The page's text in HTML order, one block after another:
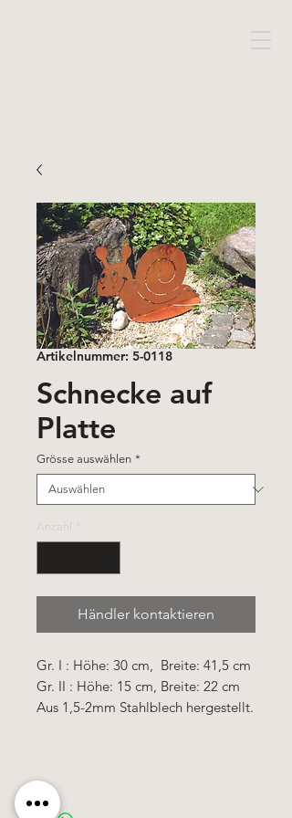
Artikelnummer: 5-0118
Schnecke auf
Platte
Grösse auswählen *
Anzahl
Händler kontaktieren
Gr. I : Höhe: 30 cm, Breite: 41,5 cm
Gr. II : Höhe: 15 cm, Breite: 22 cm
Aus 1,5-2mm Stahlblech hergestellt.